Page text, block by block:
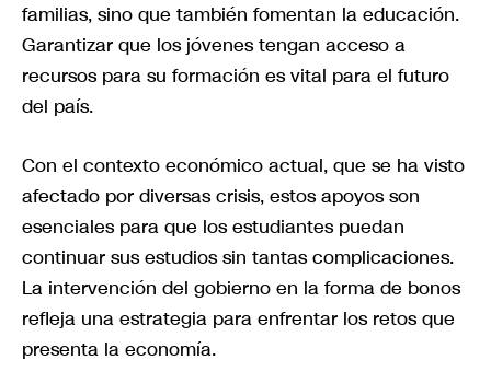
familias, sino que también fomentan la educación.
Garantizar que los jóvenes tengan acceso a
recursos para su formación es vital para el futuro
del país.
Con el contexto económico actual, que se ha visto
afectado por diversas crisis, estos apoyos son
esenciales para que los estudiantes puedan
continuar sus estudios sin tantas complicaciones.
La intervención del gobierno en la forma de bonos
refleja una estrategia para enfrentar los retos que
presenta la economía.